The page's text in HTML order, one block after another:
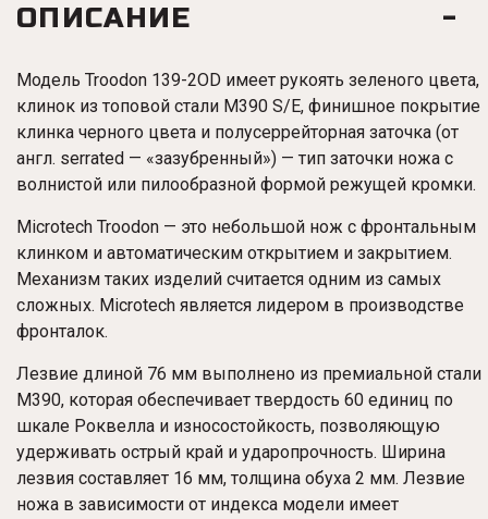
ОПИСАНИЕ
Модель Troodon 139-2OD имеет рукоять зеленого цвета,
клинок из топовой стали M390 S/E, финишное покрытие
клинка черного цвета и полусеррейторная заточка (от
англ. serrated — «зазубренный») — тип заточки ножа с
волнистой или пилообразной формой режущей кромки.
Microtech Troodon — это небольшой нож с фронтальным
клинком и автоматическим открытием и закрытием.
Механизм таких изделий считается одним из самых
сложных. Microtech является лидером в производстве
фронталок.
Лезвие длиной 76 мм выполнено из премиальной стали
M390, которая обеспечивает твердость 60 единиц по
шкале Роквелла и износостойкость, позволяющую
удерживать острый край и ударопрочность. Ширина
лезвия составляет 16 мм, толщина обуха 2 мм. Лезвие
ножа в зависимости от индекса модели имеет